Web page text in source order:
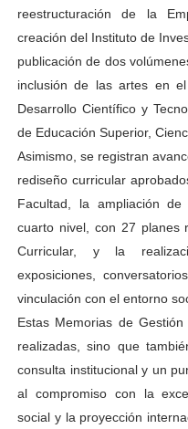
reestructuración de la
creación del Instituto de
publicación de dos
inclusión de las artes en
Desarrollo Científico y
de Educación Superior,
Asimismo, se registran
rediseño curricular
Facultad, la ampliación
cuarto nivel, con 27 planes
Curricular, y la
exposiciones,
vinculación con el entorno
Estas Memorias de
realizadas, sino que
consulta institucional y un
al compromiso con la
social y la proyección